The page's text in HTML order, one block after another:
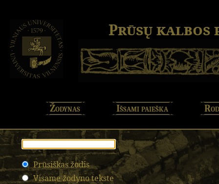
Prūsų kalbos
Žodynas Išsami paieška
Prūsiškas žodis
Visame žodyno tekste